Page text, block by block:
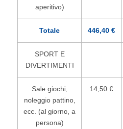
aperitivo)
Totale 446,40 €
SPORT E
DIVERTIMENTI
Sale giochi,
noleggio pattino,
ecc. (al giorno, a
persona)
14,50 €